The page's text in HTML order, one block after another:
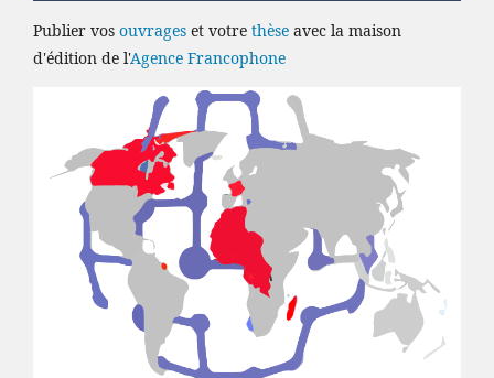
Publier vos ouvrages et votre thèse avec la maison
d'édition de l'Agence Francophone